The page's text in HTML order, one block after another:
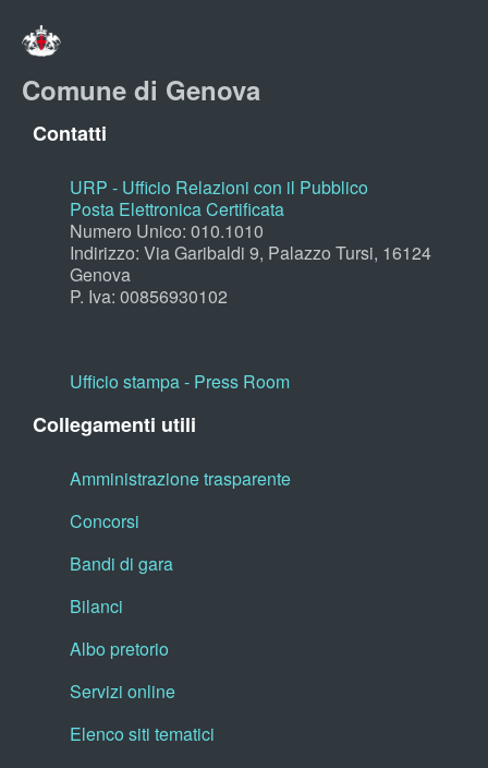
Comune di Genova
Contatti
URP - Ufficio Relazioni con il Pubblico
Posta Elettronica Certificata
Numero Unico: 010.1010
Indirizzo: Via Garibaldi 9, Palazzo Tursi, 16124
Genova
P. Iva: 00856930102
Ufficio stampa - Press Room
Collegamenti utili
Amministrazione trasparente
Concorsi
Bandi di gara
Bilanci
Albo pretorio
Servizi online
Elenco siti tematici